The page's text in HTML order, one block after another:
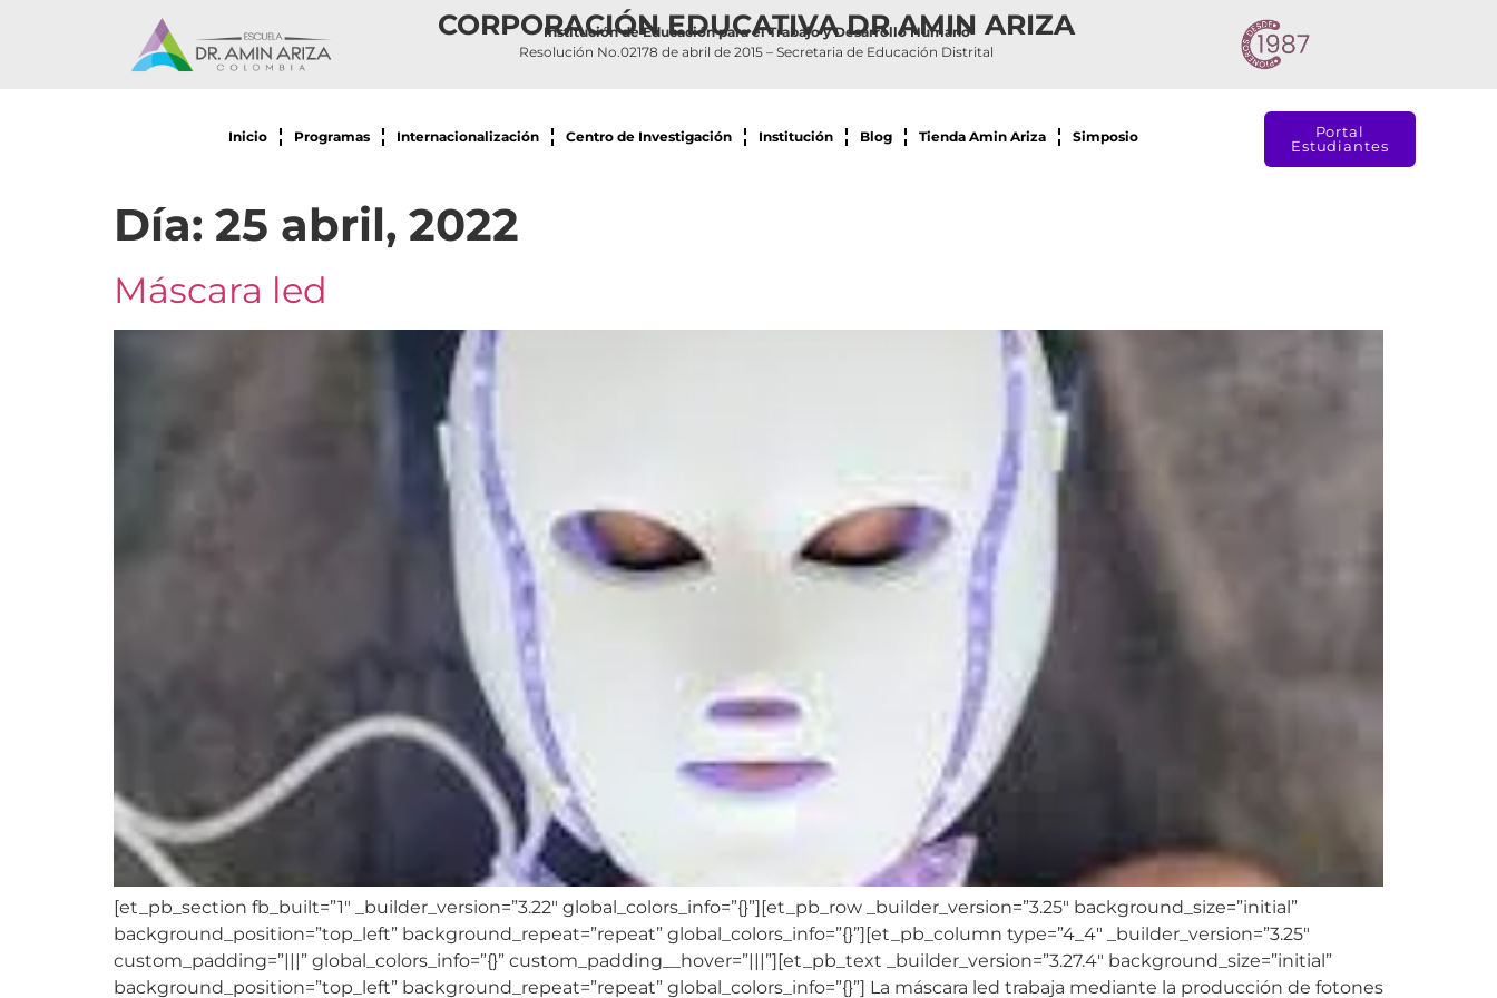
CORPORACIÓN EDUCATIVA DR AMIN ARIZA
Institución de Educación para el Trabajo y Desarrollo Humano
Resolución No.02178 de abril de 2015 – Secretaria de Educación Distrital
Inicio Programas Internacionalización Centro de Investigación Institución Blog Tienda Amin Ariza Simposio
Portal
Estudiantes
Día: 25 abril, 2022
Máscara led
[et_pb_section fb_built=”1″ _builder_version=”3.22″ global_colors_info=”{}”][et_pb_row _builder_version=”3.25″ background_size=”initial”
background_position=”top_left” background_repeat=”repeat” global_colors_info=”{}”][et_pb_column type=”4_4″ _builder_version=”3.25″
custom_padding=”|||” global_colors_info=”{}” custom_padding__hover=”|||”][et_pb_text _builder_version=”3.27.4″ background_size=”initial”
background_position=”top_left” background_repeat=”repeat” global_colors_info=”{}”] La máscara led trabaja mediante la producción de fotones